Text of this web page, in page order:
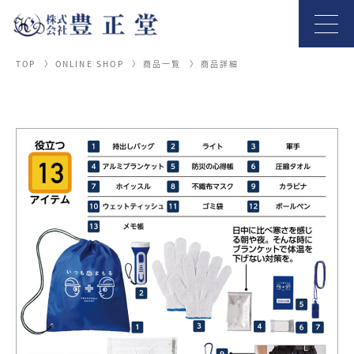
TOP ONLINE SHOP 商品一覧 商品詳細